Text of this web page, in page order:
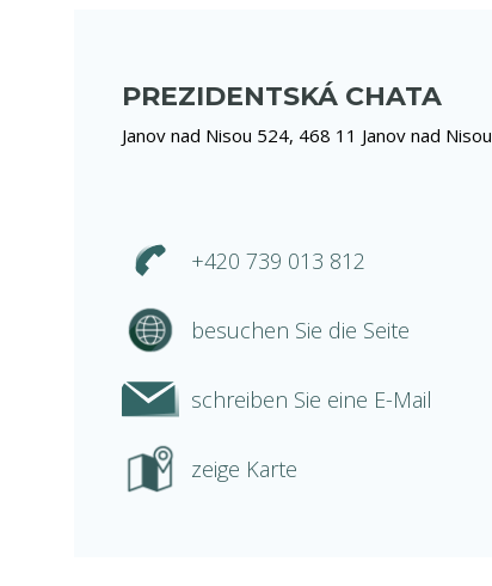
PREZIDENTSKÁ CHATA
Janov nad Nisou 524, 468 11 Janov nad Nisou
+420 739 013 812
besuchen Sie die Seite
schreiben Sie eine E-Mail
zeige Karte